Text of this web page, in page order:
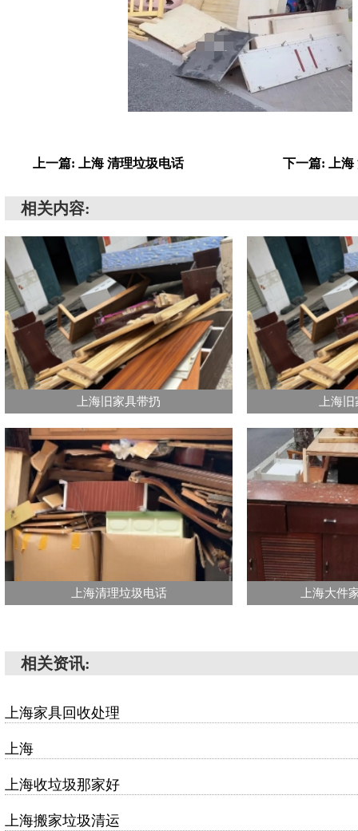
上一篇: 上海 清理垃圾电话 下一篇: 上海
相关内容:
上海旧家具带扔 上海
上海清理垃圾电话 上海大件
相关资讯:
上海家具回收处理
上海
上海收垃圾那家好
上海搬家垃圾清运